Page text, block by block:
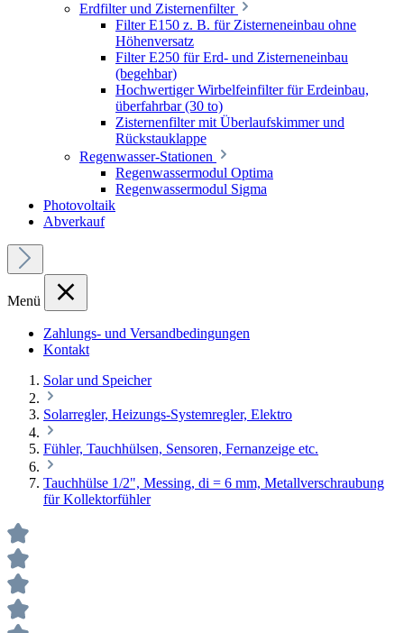
Erdfilter und Zisternenfilter
Filter E150 z. B. für Zisterneneinbau ohne
Höhenversatz
Filter E250 für Erd- und Zisterneneinbau
(begehbar)
Hochwertiger Wirbelfeinfilter für Erdeinbau,
überfahrbar (30 to)
Zisternenfilter mit Überlaufskimmer und
Rückstauklappe
Regenwasser-Stationen
Regenwassermodul Optima
Regenwassermodul Sigma
Photovoltaik
Abverkauf
Menü
Zahlungs- und Versandbedingungen
Kontakt
Solar und Speicher
Solarregler, Heizungs-Systemregler, Elektro
Fühler, Tauchhülsen, Sensoren, Fernanzeige etc.
Tauchhülse 1/2", Messing, di = 6 mm, Metallverschraubung
für Kollektorfühler